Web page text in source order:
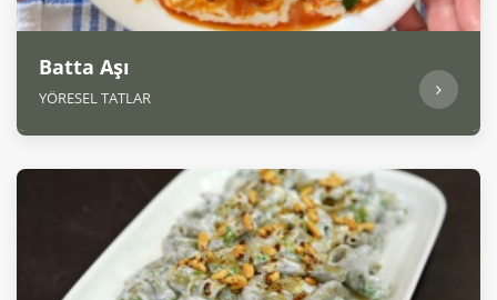
Batta Aşı
YÖRESEL TATLAR